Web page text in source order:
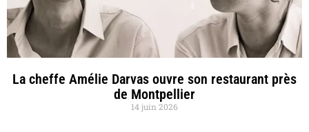
La cheffe Amélie Darvas ouvre son restaurant près
de Montpellier
14 juin 2026